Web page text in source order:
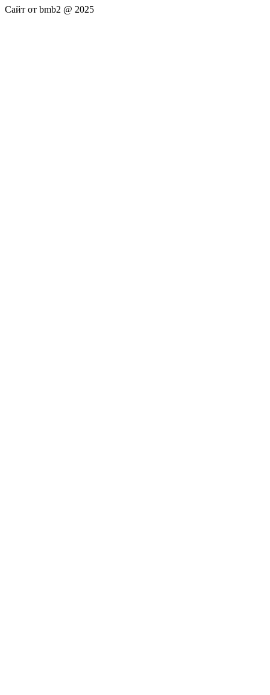
Сайт от bmb2 @ 2025